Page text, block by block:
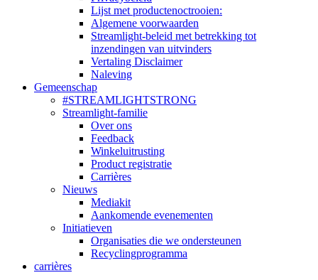
Lijst met productenoctrooien:
Algemene voorwaarden
Streamlight-beleid met betrekking tot
inzendingen van uitvinders
Vertaling Disclaimer
Naleving
Gemeenschap
#STREAMLIGHTSTRONG
Streamlight-familie
Over ons
Feedback
Winkeluitrusting
Product registratie
Carrières
Nieuws
Mediakit
Aankomende evenementen
Initiatieven
Organisaties die we ondersteunen
Recyclingprogramma
carrières